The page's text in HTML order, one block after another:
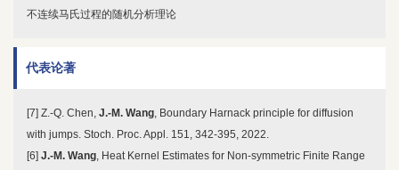
不连续马氏过程的随机分析理论
代表论著
[7] Z.-Q. Chen, J.-M. Wang, Boundary Harnack principle for diffusion
with jumps. Stoch. Proc. Appl. 151, 342-395, 2022.
[6] J.-M. Wang, Heat Kernel Estimates for Non-symmetric Finite Range